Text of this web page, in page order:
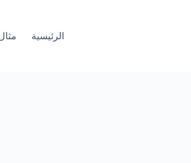
الرئيسية